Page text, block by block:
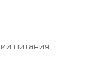
питания